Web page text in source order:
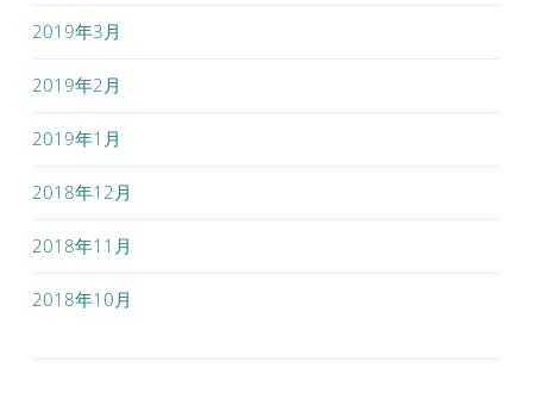
2019年3月
2019年2月
2019年1月
2018年12月
2018年11月
2018年10月